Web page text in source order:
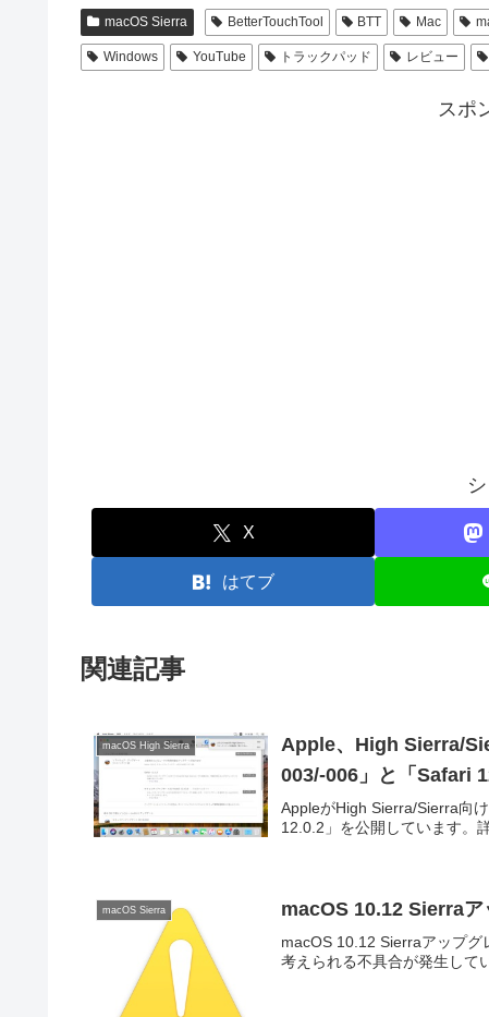
macOS Sierra BetterTouchTool BTT Mac
Windows YouTube トラックパッド レビュー
スポ
X
はてブ
関連記事
macOS High Sierra
Apple、High Sierra/
003/-006」と「Safari
AppleがHigh Sierra/Sierra向
12.0.2」を公開しています。
macOS Sierra macOS 10.12 Sierraア
macOS 10.12 Sierraアップグ
考えられる不具合が発生して